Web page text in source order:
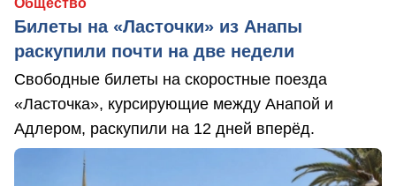
Общество
Билеты на «Ласточки» из Анапы
раскупили почти на две недели
Свободные билеты на скоростные поезда
«Ласточка», курсирующие между Анапой и
Адлером, раскупили на 12 дней вперёд.